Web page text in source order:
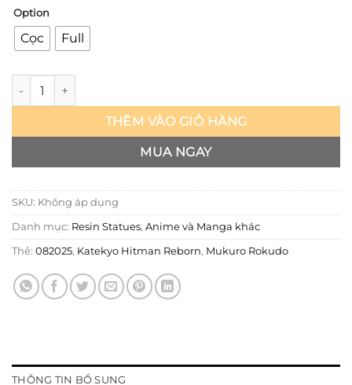
Option
Cọc Full
Hitman Reborn - Mukuro Rokudo - ILL số lượng
THÊM VÀO GIỎ HÀNG
MUA NGAY
SKU: Không áp dụng
Danh mục: Resin Statues, Anime và Manga khác
Thẻ: 082025, Katekyo Hitman Reborn, Mukuro Rokudo
THÔNG TIN BỔ SUNG